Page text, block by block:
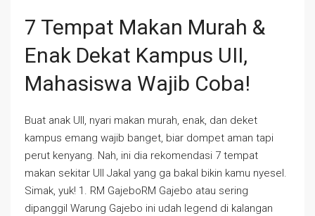
7 Tempat Makan Murah &
Enak Dekat Kampus UII,
Mahasiswa Wajib Coba!
Buat anak UII, nyari makan murah, enak, dan deket
kampus emang wajib banget, biar dompet aman tapi
perut kenyang. Nah, ini dia rekomendasi 7 tempat
makan sekitar UII Jakal yang ga bakal bikin kamu nyesel.
Simak, yuk! 1. RM GajeboRM Gajebo atau sering
dipanggil Warung Gajebo ini udah legend di kalangan